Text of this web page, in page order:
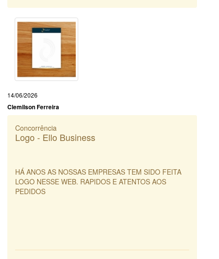
14/06/2026
Clemilson Ferreira
Concorrência
Logo - Ello Business
HÁ ANOS AS NOSSAS EMPRESAS TEM SIDO FEITA
LOGO NESSE WEB. RAPIDOS E ATENTOS AOS
PEDIDOS